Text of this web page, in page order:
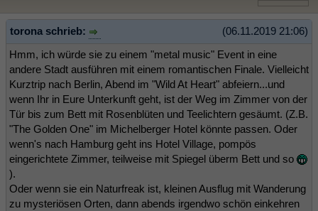
(06.11.2019 21:06)
torona schrieb:
Hmm, ich würde sie zu einem "metal music" Event in eine
andere Stadt ausführen mit einem romantischen Finale. Vielleicht
Kurztrip nach Berlin, Abend im "Wild At Heart" abfeiern...und
wenn Ihr in Eure Unterkunft geht, ist der Weg im Zimmer von der
Tür bis zum Bett mit Rosenblüten und Teelichtern gesäumt. (Z.B.
"The Golden One" im Michelberger Hotel könnte passen. Oder
wenn's nach Hamburg geht ins Hotel Village, pompös
eingerichtete Zimmer, teilweise mit Spiegel überm Bett und so
).
Oder wenn sie ein Naturfreak ist, kleinen Ausflug mit Wanderung
zu mysteriösen Orten, dann abends irgendwo schön einkehren